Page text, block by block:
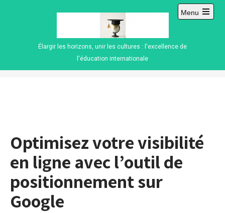
Élargir les horizons, unir les cultures : l'excellence de
l'éducation internationale
Menu
Open
Optimisez votre visibilité
en ligne avec l’outil de
positionnement sur
Google